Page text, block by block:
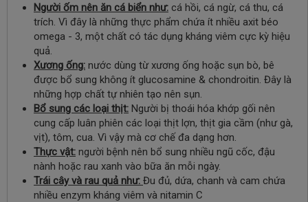
Người ốm nên ăn cá biển như: cá hồi, cá ngừ, cá thu, cá
trích. Vì đây là những thực phẩm chứa ít nhiều axit béo
omega - 3, một chất có tác dụng kháng viêm cực kỳ hiệu
quả.
Xương ống: nước dùng từ xương ống hoặc sụn bò, bê
được bổ sung không ít glucosamine & chondroitin. Đây là
những hợp chất tự nhiên tạo nên sụn.
Bổ sung các loại thịt: Người bị thoái hóa khớp gối nên
cung cấp luân phiên các loại thịt lợn, thịt gia cầm (như gà,
vịt), tôm, cua. Vì vậy mà cơ chế đa dạng hơn.
Thực vật: người bệnh nên bổ sung nhiều ngũ cốc, đậu
nành hoặc rau xanh vào bữa ăn mỗi ngày.
Trái cây và rau quả như: Đu đủ, dứa, chanh và cam chứa
nhiều enzym kháng viêm và nitamin C